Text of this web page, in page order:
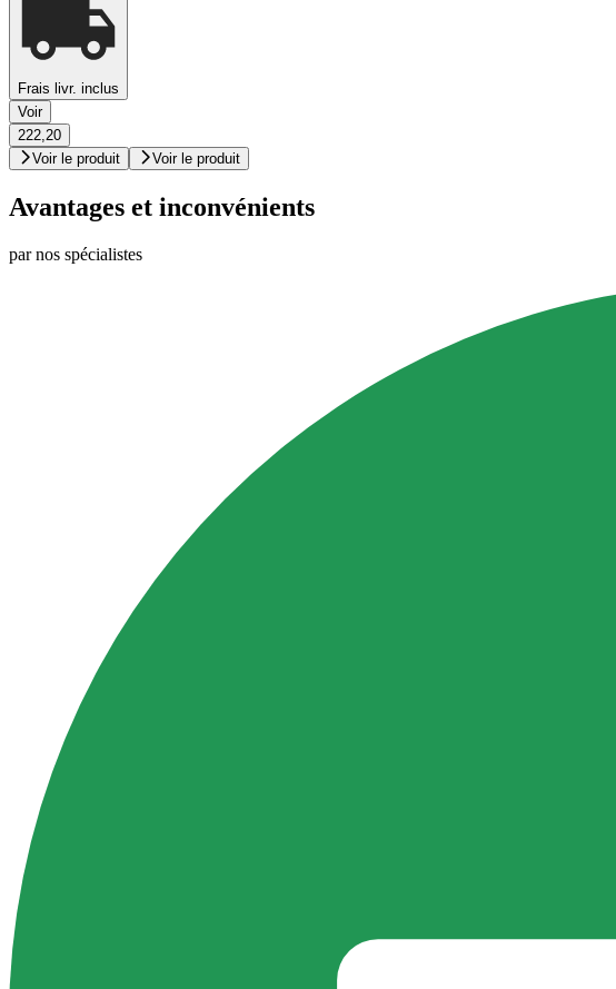
Frais livr. inclus
Voir
222,20
Voir le produit
Voir le produit
Avantages et inconvénients
par nos spécialistes